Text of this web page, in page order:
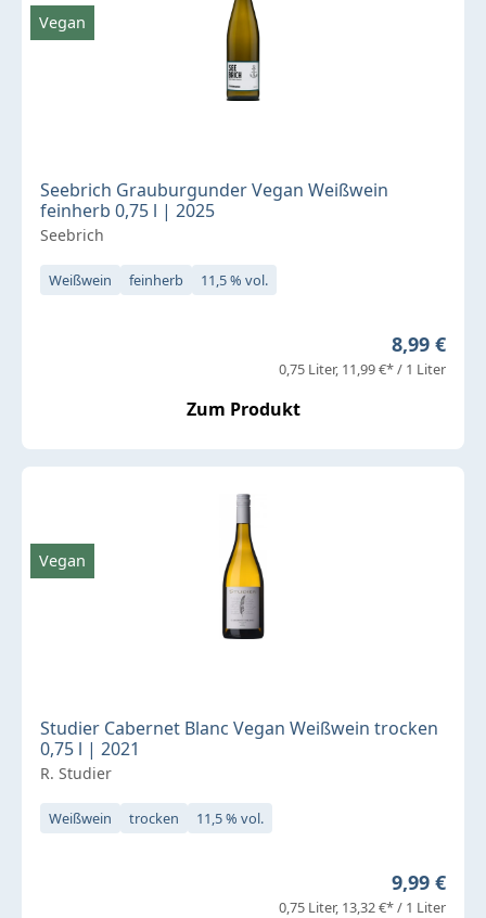
Seebrich Grauburgunder Vegan Weißwein
feinherb 0,75 l | 2025
Seebrich
Weißwein feinherb 11,5 % vol.
Regulärer
8,99 €
0,75 Liter 11,99 €* / 1 Liter
Zum Produkt
Vegan
Studier Cabernet Blanc Vegan Weißwein trocken
0,75 l | 2021
R. Studier
Weißwein trocken 11,5 % vol.
Regulärer
9,99 €
0,75 Liter 13,32 €* / 1 Liter
Vegan